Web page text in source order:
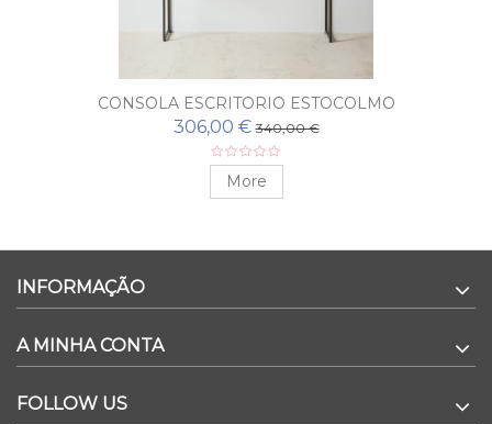
CONSOLA ESCRITORIO ESTOCOLMO
306,00 €340,00 €
More
INFORMAÇÃO
A MINHA CONTA
FOLLOW US